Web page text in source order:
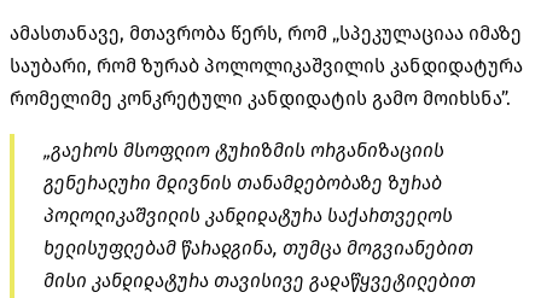
ამასთანავე, მთავრობა წერს, რომ „სპეკულაციაა იმაზე
საუბარი, რომ ზურაბ პოლოლიკაშვილის კანდიდატურა
რომელიმე კონკრეტული კანდიდატის გამო მოიხსნა”.
„გაეროს მსოფლიო ტურიზმის ორგანიზაციის
გენერალური მდივნის თანამდებობაზე ზურაბ
პოლოლიკაშვილის კანდიდატურა საქართველოს
ხელისუფლებამ წარადგინა, თუმცა მოგვიანებით
მისი კანდიდატურა თავისივე გადაწყვეტილებით